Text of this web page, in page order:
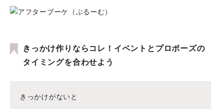
きっかけ作りならコレ！イベントとプロポーズの
タイミングを合わせよう
きっかけがないと